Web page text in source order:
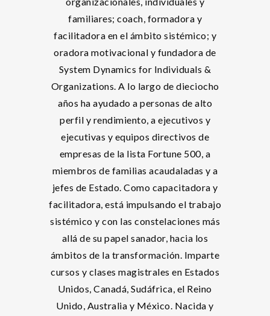
familiares; coach, formadora y
facilitadora en el ámbito sistémico; y
oradora motivacional y fundadora de
System Dynamics for Individuals &
Organizations. A lo largo de dieciocho
años ha ayudado a personas de alto
perfil y rendimiento, a ejecutivos y
ejecutivas y equipos directivos de
empresas de la lista Fortune 500, a
miembros de familias acaudaladas y a
jefes de Estado. Como capacitadora y
facilitadora, está impulsando el trabajo
sistémico y con las constelaciones más
allá de su papel sanador, hacia los
ámbitos de la transformación. Imparte
cursos y clases magistrales en Estados
Unidos, Canadá, Sudáfrica, el Reino
Unido, Australia y México. Nacida y